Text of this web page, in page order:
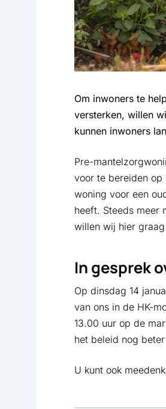
Om inwoners te
versterken, willen
kunnen inwoners
Pre-
voor te bereiden op
woning voor een
heeft. Steeds meer
willen wij hier
In gesprek
Op dinsdag 14
van ons in de HK-
13.00 uur op de
het beleid nog
U kunt ook